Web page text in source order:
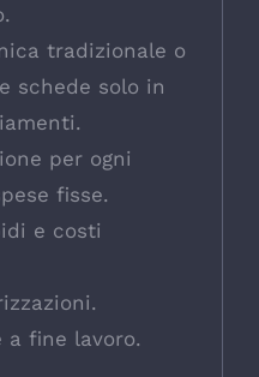
tradizionale o
schede solo in
per ogni
fisse.
e costi
a fine lavoro.